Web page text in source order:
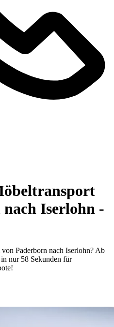
Iserlohn -
Paderborn nach Iserlohn? Ab
nur 58 Sekunden für